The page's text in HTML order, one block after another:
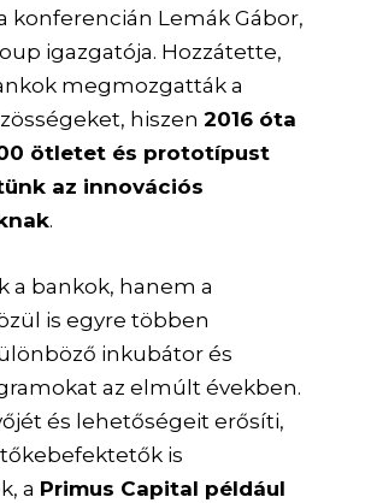
konferencián Lemák Gábor,
igazgatója. Hozzátette,
megmozgatták a
hiszen2016 óta
ötletet és prototípust
az innovációs
.
a bankok, hanem a
is egyre többen
inkubátor és
az elmúlt években.
és lehetőségeit erősíti,
is
a Primus Capital például